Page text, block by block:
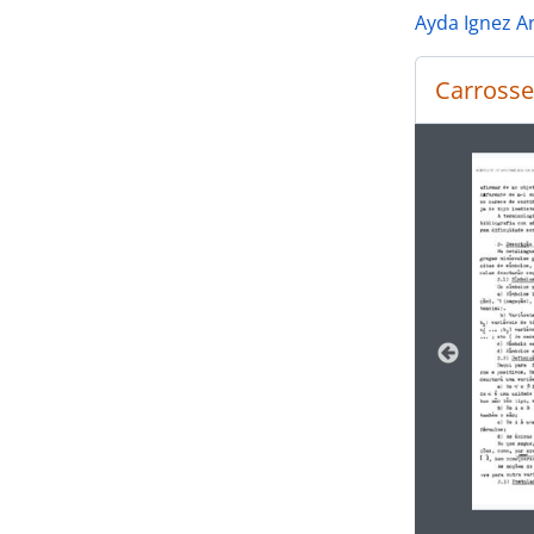
Ayda Ignez
Ao